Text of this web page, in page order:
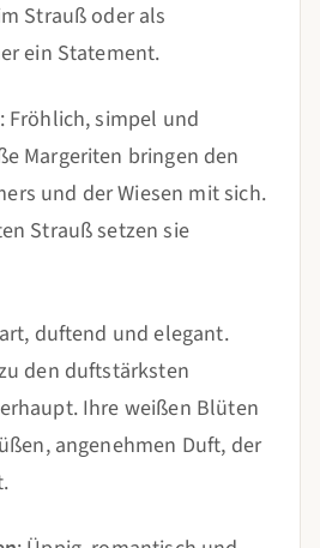
Strauß oder als
ein Statement.
: Fröhlich, simpel und
Margeriten bringen den
und der Wiesen mit sich.
Strauß setzen sie
duftend und elegant.
den duftstärksten
Ihre weißen Blüten
angenehmen Duft, der